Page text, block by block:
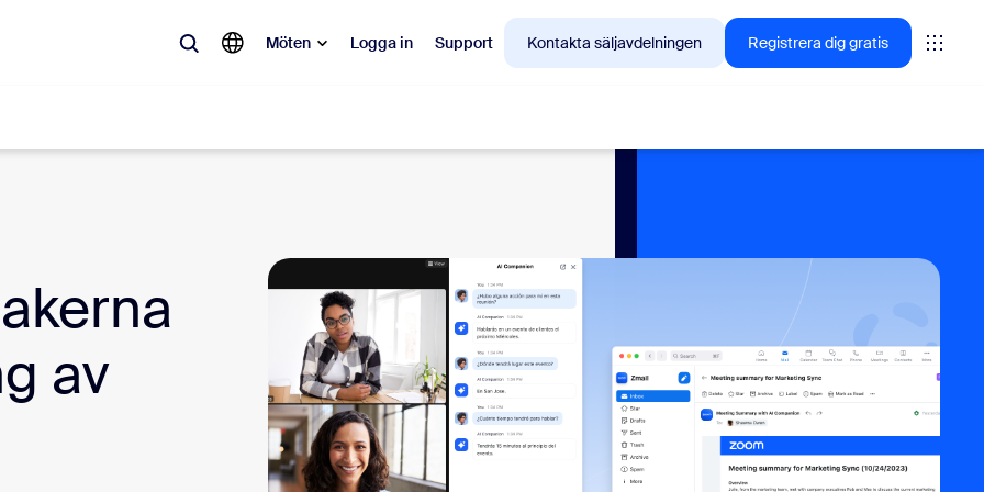
Möten Logga in Support Kontakta säljavdelningen Registrera dig gratis
Meetings
Rooms
Canvas
av